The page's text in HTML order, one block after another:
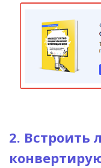
2. Встроить